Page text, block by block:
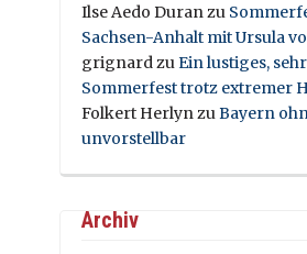
Ilse Aedo Duranzu
Sachsen-Anhalt mit Ursula
grignardzuEin lustiges,
Sommerfest trotz extremer
Folkert HerlynzuBayern
unvorstellbar
Archiv